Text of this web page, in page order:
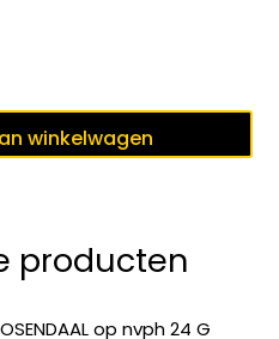
winkelwagen
producten